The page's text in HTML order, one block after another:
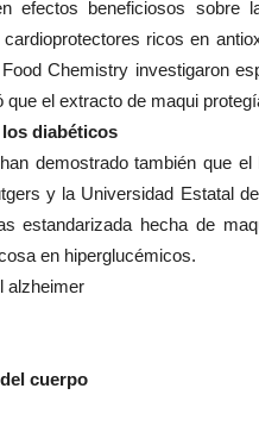
efectos beneficiosos
ricos en
Chemistry investigaron
que el extracto de maqui
diabéticos
demostrado también que
y la Universidad Estatal
estandarizada hecha de
en hiperglucémicos.
alzheimer
cuerpo